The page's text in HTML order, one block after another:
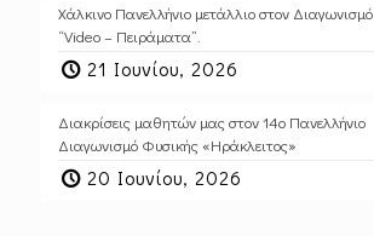
Χάλκινο Πανελλήνιο μετάλλιο στον Διαγωνισμό
“Video – Πειράματα”.
21 Ιουνίου, 2026
Διακρίσεις μαθητών μας στον 14ο Πανελλήνιο
Διαγωνισμό Φυσικής «Ηράκλειτος»
20 Ιουνίου, 2026